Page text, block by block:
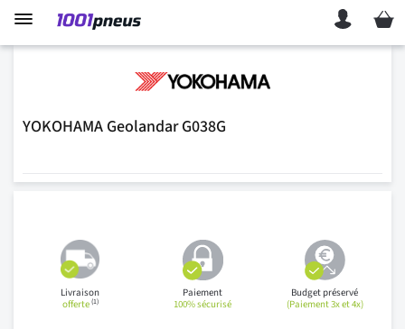
Mon
YOKOHAMA Geolandar G038G
Livraison
offerte(1)
Paiement
100% sécurisé
Budget préservé
(Paiement 3x et 4x)